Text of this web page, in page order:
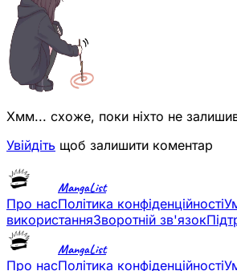
Хмм... схоже, поки ніхто не
Увійдіть щоб залишити коментар
MangaList
Про насПолітика конфіденційності
використанняЗворотній зв'язок
MangaList
Про насПолітика конфіденційності